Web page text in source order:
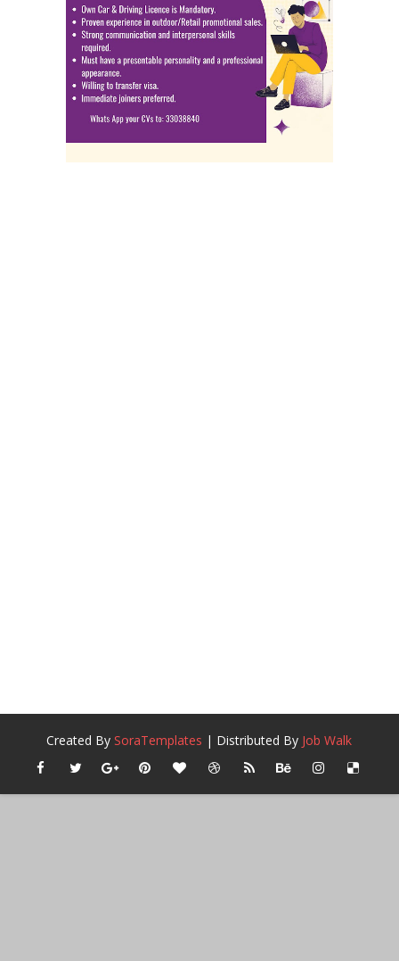
Created BySoraTemplates | Distributed By Job Walk